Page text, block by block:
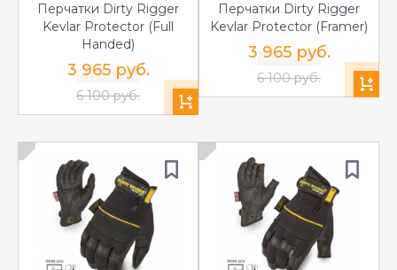
Перчатки Dirty Rigger
Kevlar Protector (Full
Handed)
3 965 руб.
6 100 руб.
Перчатки Dirty Rigger
Kevlar Protector (Framer)
3 965 руб.
6 100 руб.